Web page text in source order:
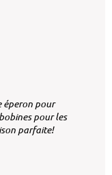
éperon pour
pour les
parfaite!